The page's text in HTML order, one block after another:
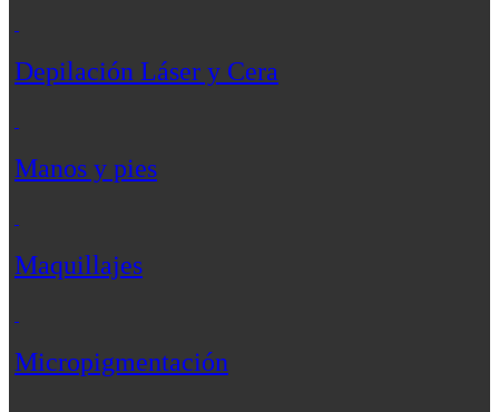
Depilación Láser y Cera
Manos y pies
Maquillajes
Micropigmentación